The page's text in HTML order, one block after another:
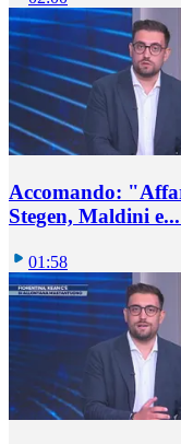
Accomando:
Stegen, Maldini
01:58